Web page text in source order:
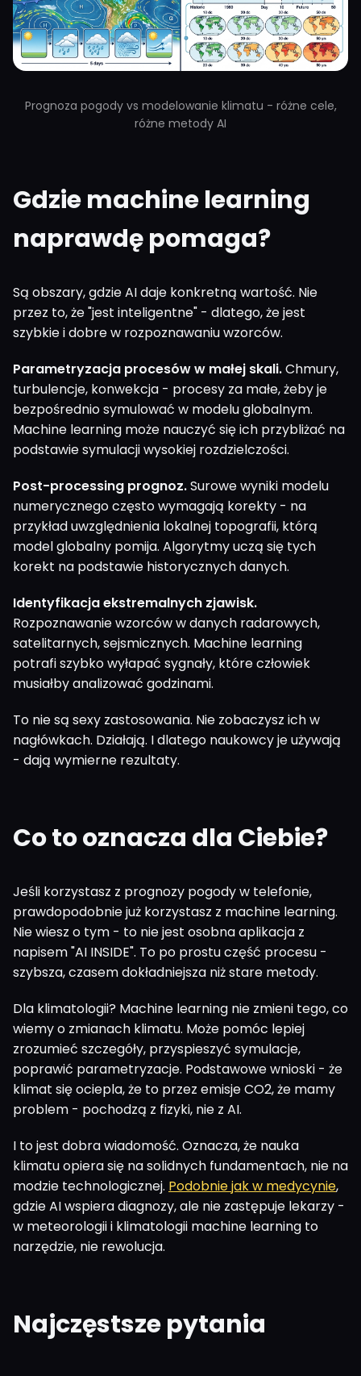
Prognoza pogody vs modelowanie klimatu - różne cele,
różne metody AI
Gdzie machine learning
naprawdę pomaga?
Są obszary, gdzie AI daje konkretną wartość. Nie
przez to, że "jest inteligentne" - dlatego, że jest
szybkie i dobre w rozpoznawaniu wzorców.
Parametryzacja procesów w małej skali.Chmury,
turbulencje, konwekcja - procesy za małe, żeby je
bezpośrednio symulować w modelu globalnym.
Machine learning może nauczyć się ich przybliżać na
podstawie symulacji wysokiej rozdzielczości.
Post-processing prognoz.Surowe wyniki modelu
numerycznego często wymagają korekty - na
przykład uwzględnienia lokalnej topografii, którą
model globalny pomija. Algorytmy uczą się tych
korekt na podstawie historycznych danych.
Identyfikacja ekstremalnych zjawisk.
Rozpoznawanie wzorców w danych radarowych,
satelitarnych, sejsmicznych. Machine learning
potrafi szybko wyłapać sygnały, które człowiek
musiałby analizować godzinami.
To nie są sexy zastosowania. Nie zobaczysz ich w
nagłówkach. Działają. I dlatego naukowcy je używają
- dają wymierne rezultaty.
Co to oznacza dla Ciebie?
Jeśli korzystasz z prognozy pogody w telefonie,
prawdopodobnie już korzystasz z machine learning.
Nie wiesz o tym - to nie jest osobna aplikacja z
napisem "AI INSIDE". To po prostu część procesu -
szybsza, czasem dokładniejsza niż stare metody.
Dla klimatologii? Machine learning nie zmieni tego, co
wiemy o zmianach klimatu. Może pomóc lepiej
zrozumieć szczegóły, przyspieszyć symulacje,
poprawić parametryzacje. Podstawowe wnioski - że
klimat się ociepla, że to przez emisje CO2, że mamy
problem - pochodzą z fizyki, nie z AI.
I to jest dobra wiadomość. Oznacza, że nauka
klimatu opiera się na solidnych fundamentach, nie na
modzie technologicznej. Podobnie jak w medycynie,
gdzie AI wspiera diagnozy, ale nie zastępuje lekarzy -
w meteorologii i klimatologii machine learning to
narzędzie, nie rewolucja.
Najczęstsze pytania